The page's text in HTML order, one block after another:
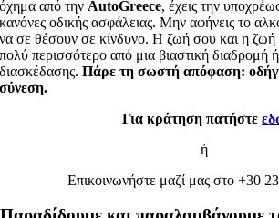
όχημα από την AutoGreece, έχεις την
κανόνες οδικής ασφάλειας. Μην αφήνεις το
να σε θέσουν σε κίνδυνο. Η ζωή σου και η ζωή
πολύ περισσότερο από μια βιαστική διαδρομή
διασκέδασης.Πάρε τη σωστή απόφαση:
σύνεση.
Για κράτηση πατήστε
ή
Επικοινωνήστε μαζί μας στο +30